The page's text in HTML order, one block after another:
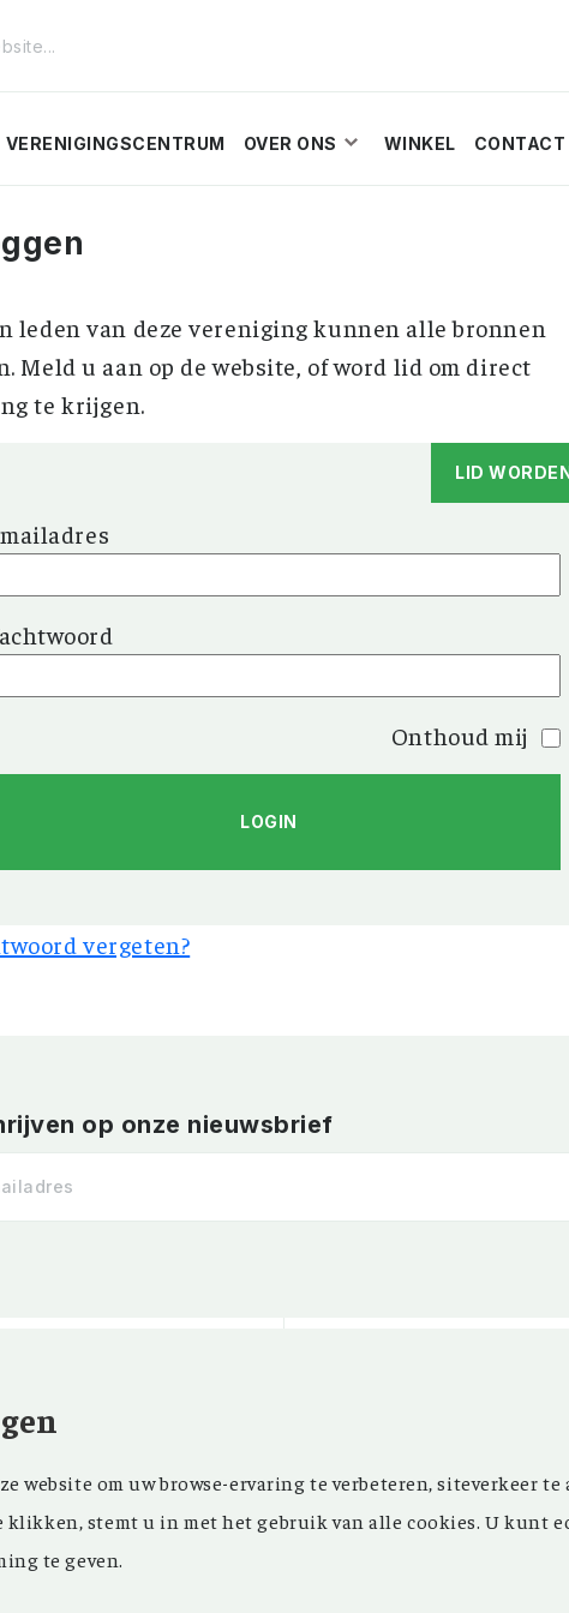
VERENIGINGSCENTRUM OVER ONS WINKEL CONTACT
leden van deze vereniging kunnen alle bronnen
Meld u aan op de website, of word lid om direct
te krijgen.
LID
Onthoud mij
vergeten?
op onze nieuwsbrief
FACEBOOK
oprichting in 1946 zijn
in ons maandblad en
website om uw browse-ervaring te verbeteren, siteverkeer
klikken, stemt u in met het gebruik van alle cookies. U kunt
te geven.